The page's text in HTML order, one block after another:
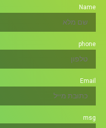
Name
phone
Email
msg